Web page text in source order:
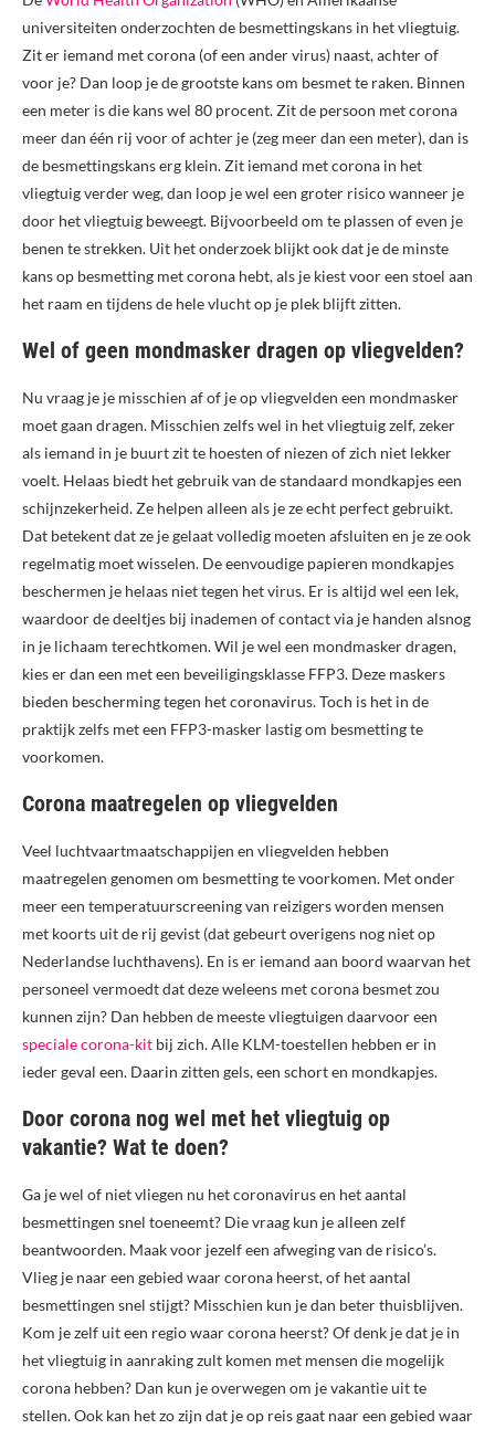
universiteiten onderzochten de besmettingskans in het vliegtuig.
Zit er iemand met corona (of een ander virus) naast, achter of
voor je? Dan loop je de grootste kans om besmet te raken. Binnen
een meter is die kans wel 80 procent. Zit de persoon met corona
meer dan één rij voor of achter je (zeg meer dan een meter), dan is
de besmettingskans erg klein. Zit iemand met corona in het
vliegtuig verder weg, dan loop je wel een groter risico wanneer je
door het vliegtuig beweegt. Bijvoorbeeld om te plassen of even je
benen te strekken. Uit het onderzoek blijkt ook dat je de minste
kans op besmetting met corona hebt, als je kiest voor een stoel aan
het raam en tijdens de hele vlucht op je plek blijft zitten.
Wel of geen mondmasker dragen op vliegvelden?
Nu vraag je je misschien af of je op vliegvelden een mondmasker
moet gaan dragen. Misschien zelfs wel in het vliegtuig zelf, zeker
als iemand in je buurt zit te hoesten of niezen of zich niet lekker
voelt. Helaas biedt het gebruik van de standaard mondkapjes een
schijnzekerheid. Ze helpen alleen als je ze echt perfect gebruikt.
Dat betekent dat ze je gelaat volledig moeten afsluiten en je ze ook
regelmatig moet wisselen. De eenvoudige papieren mondkapjes
beschermen je helaas niet tegen het virus. Er is altijd wel een lek,
waardoor de deeltjes bij inademen of contact via je handen alsnog
in je lichaam terechtkomen. Wil je wel een mondmasker dragen,
kies er dan een met een beveiligingsklasse FFP3. Deze maskers
bieden bescherming tegen het coronavirus. Toch is het in de
praktijk zelfs met een FFP3-masker lastig om besmetting te
voorkomen.
Corona maatregelen op vliegvelden
Veel luchtvaartmaatschappijen en vliegvelden hebben
maatregelen genomen om besmetting te voorkomen. Met onder
meer een temperatuurscreening van reizigers worden mensen
met koorts uit de rij gevist (dat gebeurt overigens nog niet op
Nederlandse luchthavens). En is er iemand aan boord waarvan het
personeel vermoedt dat deze weleens met corona besmet zou
kunnen zijn? Dan hebben de meeste vliegtuigen daarvoor een
speciale corona-kit bij zich. Alle KLM-toestellen hebben er in
ieder geval een. Daarin zitten gels, een schort en mondkapjes.
Door corona nog wel met het vliegtuig op
vakantie? Wat te doen?
Ga je wel of niet vliegen nu het coronavirus en het aantal
besmettingen snel toeneemt? Die vraag kun je alleen zelf
beantwoorden. Maak voor jezelf een afweging van de risico’s.
Vlieg je naar een gebied waar corona heerst, of het aantal
besmettingen snel stijgt? Misschien kun je dan beter thuisblijven.
Kom je zelf uit een regio waar corona heerst? Of denk je dat je in
het vliegtuig in aanraking zult komen met mensen die mogelijk
corona hebben? Dan kun je overwegen om je vakantie uit te
stellen. Ook kan het zo zijn dat je op reis gaat naar een gebied waar